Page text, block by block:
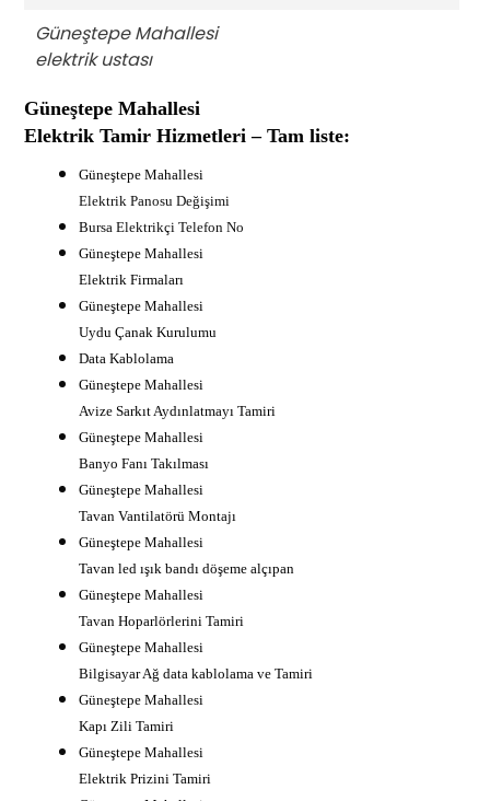
Güneştepe Mahallesi
elektrik ustası
Güneştepe Mahallesi
Elektrik Tamir Hizmetleri – Tam liste:
Güneştepe Mahallesi
Elektrik Panosu Değişimi
Bursa Elektrikçi Telefon No
Güneştepe Mahallesi
Elektrik Firmaları
Güneştepe Mahallesi
Uydu Çanak Kurulumu
Data Kablolama
Güneştepe Mahallesi
Avize Sarkıt Aydınlatmayı Tamiri
Güneştepe Mahallesi
Banyo Fanı Takılması
Güneştepe Mahallesi
Tavan Vantilatörü Montajı
Güneştepe Mahallesi
Tavan led ışık bandı döşeme alçıpan
Güneştepe Mahallesi
Tavan Hoparlörlerini Tamiri
Güneştepe Mahallesi
Bilgisayar Ağ data kablolama ve Tamiri
Güneştepe Mahallesi
Kapı Zili Tamiri
Güneştepe Mahallesi
Elektrik Prizini Tamiri